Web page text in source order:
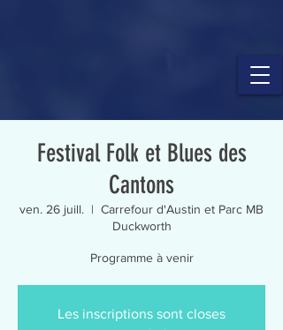
Festival Folk et Blues des
Cantons
ven. 26 juill.
  |
Carrefour d'Austin et Parc MB
Duckworth
Programme à venir
Les inscriptions sont closes